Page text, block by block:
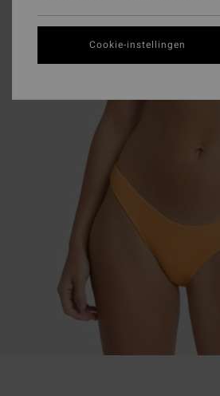
Cookie-instellingen